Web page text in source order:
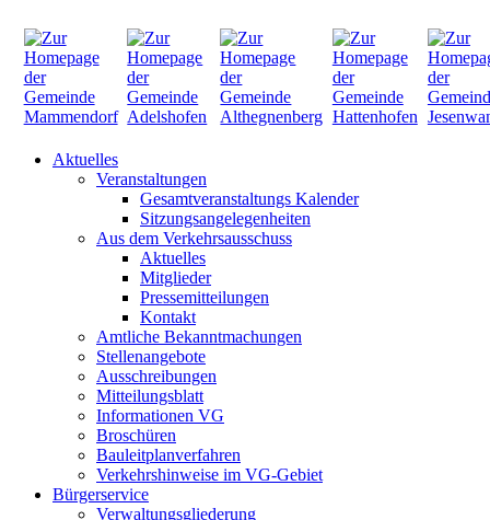
Aktuelles
Veranstaltungen
Gesamtveranstaltungs Kalender
Sitzungsangelegenheiten
Aus dem Verkehrsausschuss
Aktuelles
Mitglieder
Pressemitteilungen
Kontakt
Amtliche Bekanntmachungen
Stellenangebote
Ausschreibungen
Mitteilungsblatt
Informationen VG
Broschüren
Bauleitplanverfahren
Verkehrshinweise im VG-Gebiet
Bürgerservice
Verwaltungsgliederung